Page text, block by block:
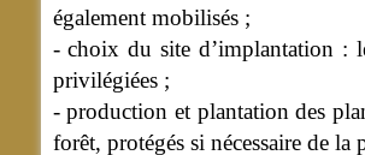
également mobilisés ;
- choix du site d’implantation :
privilégiées ;
- production et plantation des
forêt, protégés si nécessaire de la